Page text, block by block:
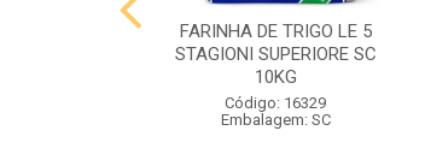
FARINHA DE TRIGO LE 5
STAGIONI SUPERIORE SC
10KG
Código: 16329
Embalagem: SC